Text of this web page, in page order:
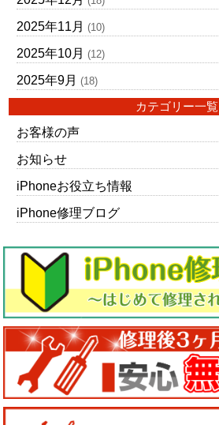
2025年11月 (10)
2025年10月 (12)
2025年9月 (18)
カテゴリー一覧
お客様の声
お知らせ
iPhoneお役立ち情報
iPhone修理ブログ